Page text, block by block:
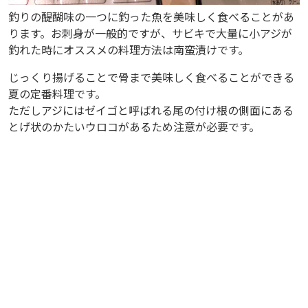
く
食
べ
る
こ
と
が
釣りの醍醐味の一つに釣った魚を美味しく食べることがあ
ります。お刺身が一般的ですが、サビキで大量に小アジが
釣れた時にオススメの料理方法は南蛮漬けです。
じっくり揚げることで骨まで美味しく食べることができる
夏の定番料理です。
ただしアジにはゼイゴと呼ばれる尾の付け根の側面にある
とげ状のかたいウロコがあるため注意が必要です。